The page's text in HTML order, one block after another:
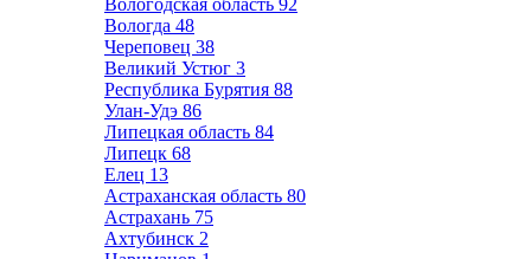
Вологодская область 92
Вологда 48
Череповец 38
Великий Устюг 3
Республика Бурятия 88
Улан-Удэ 86
Липецкая область 84
Липецк 68
Елец 13
Астраханская область 80
Астрахань 75
Ахтубинск 2